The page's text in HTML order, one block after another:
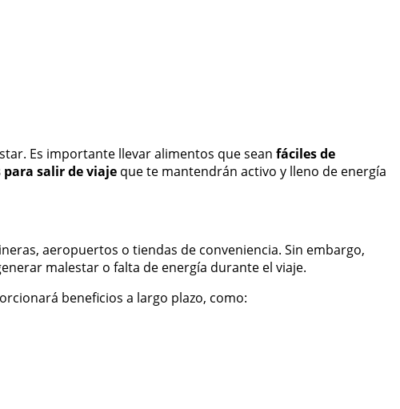
Es importante llevar alimentos que sean fáciles de
salir de viaje que te mantendrán activo y lleno de energía
aeropuertos o tiendas de conveniencia. Sin embargo,
malestar o falta de energía durante el viaje.
beneficios a largo plazo, como: